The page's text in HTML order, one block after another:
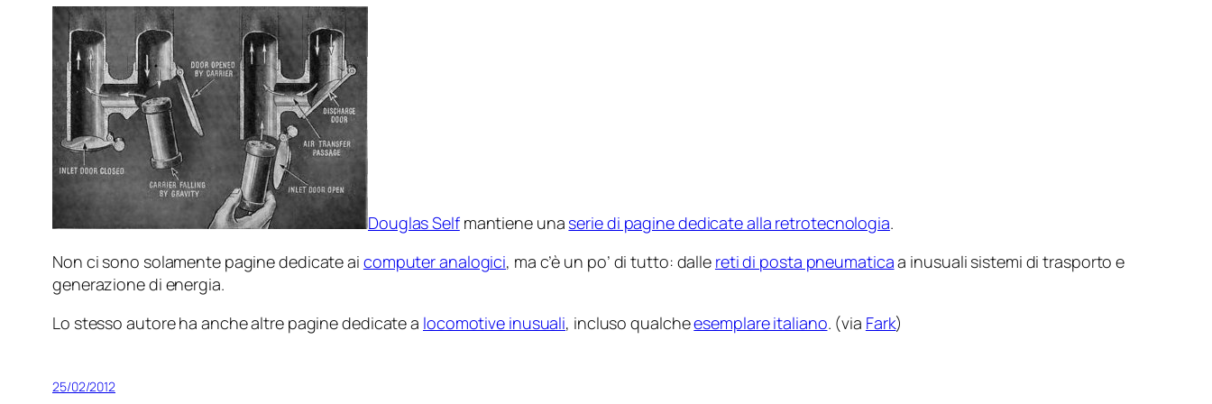
Douglas Selfmantiene una serie di pagine dedicate alla retrotecnologia.
Non ci sono solamente pagine dedicate ai computer analogici, ma c’è un po’ di tutto: dalle reti di posta pneumaticaa inusuali sistemi di trasporto e
generazione di energia.
Lo stesso autore ha anche altre pagine dedicate a locomotive inusuali, incluso qualcheesemplare italiano. (via Fark)
25/02/2012